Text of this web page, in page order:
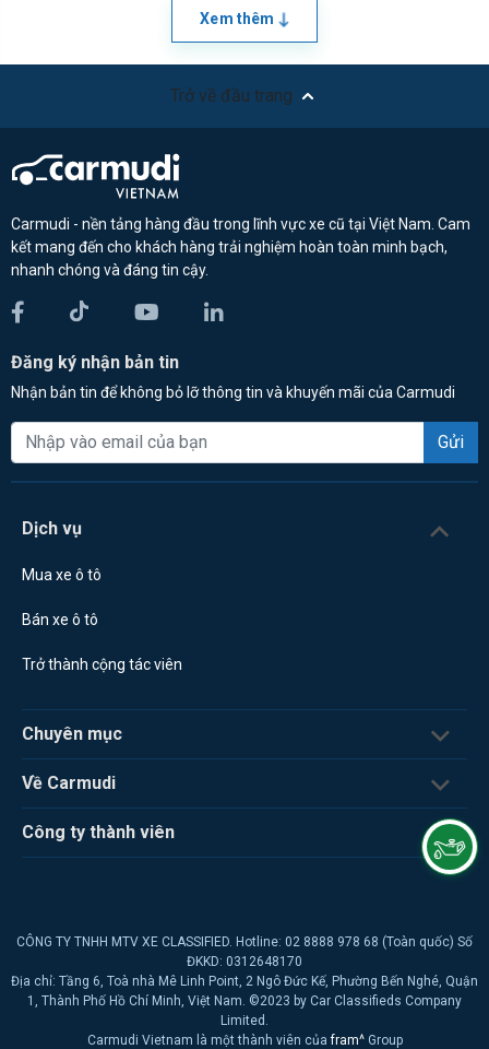
Xem thêm
Trở về đầu trang
Carmudi - nền tảng hàng đầu trong lĩnh vực xe cũ tại Việt Nam. Cam
kết mang đến cho khách hàng trải nghiệm hoàn toàn minh bạch,
nhanh chóng và đáng tin cậy.
Đăng ký nhận bản tin
Nhận bản tin để không bỏ lỡ thông tin và khuyến mãi của Carmudi
Gửi
Dịch vụ
Mua xe ô tô
Bán xe ô tô
Trở thành cộng tác viên
Chuyên mục
Về Carmudi
Công ty thành viên
CÔNG TY TNHH MTV XE CLASSIFIED. Hotline: 02 8888 978 68 (Toàn quốc) Số
ĐKKD: 0312648170
Địa chỉ: Tầng 6, Toà nhà Mê Linh Point, 2 Ngô Đức Kế, Phường Bến Nghé, Quận
1, Thành Phố Hồ Chí Minh, Việt Nam. ©2023 by Car Classifieds Company
Limited.
Carmudi Vietnam là một thành viên củafram^ Group